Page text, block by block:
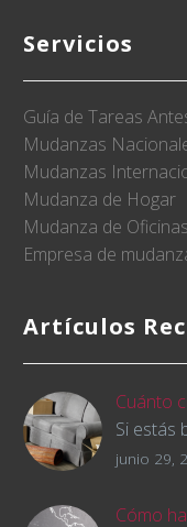
Servicios
Guía de Tareas
Mudanzas
Mudanzas
Mudanza de Hogar
Mudanza de Oficinas
Empresa de
Artículos
Cuánto
Si estás
el
junio 29,
Cómo